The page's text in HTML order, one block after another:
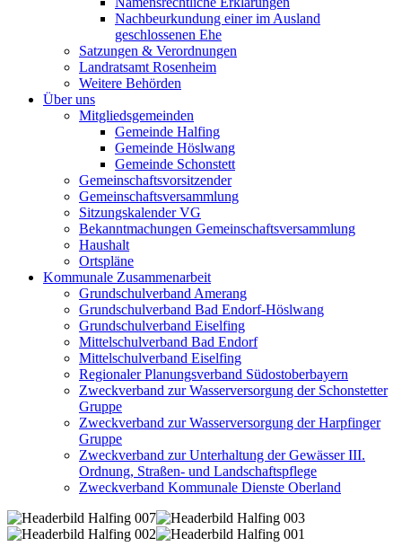
Nachbeurkundung einer im Ausland
geschlossenen Ehe
Satzungen & Verordnungen
Landratsamt Rosenheim
Weitere Behörden
Über uns
Mitgliedsgemeinden
Gemeinde Halfing
Gemeinde Höslwang
Gemeinde Schonstett
Gemeinschaftsvorsitzender
Gemeinschaftsversammlung
Sitzungskalender VG
Bekanntmachungen Gemeinschaftsversammlung
Haushalt
Ortspläne
Kommunale Zusammenarbeit
Grundschulverband Amerang
Grundschulverband Bad Endorf-Höslwang
Grundschulverband Eiselfing
Mittelschulverband Bad Endorf
Mittelschulverband Eiselfing
Regionaler Planungsverband Südostoberbayern
Zweckverband zur Wasserversorgung der Schonstetter
Gruppe
Zweckverband zur Wasserversorgung der Harpfinger
Gruppe
Zweckverband zur Unterhaltung der Gewässer III.
Ordnung, Straßen- und Landschaftspflege
Zweckverband Kommunale Dienste Oberland